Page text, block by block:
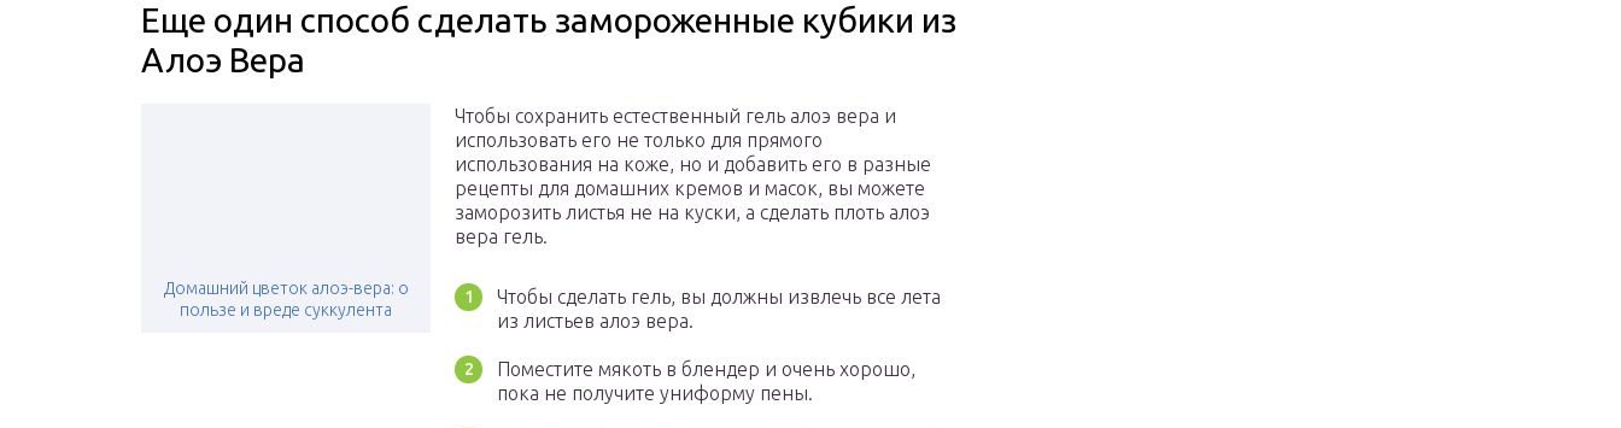
Еще один способ сделать замороженные кубики из
Алоэ Вера
Домашний цветок алоэ-вера: о
пользе и вреде суккулента
Чтобы сохранить естественный гель алоэ вера и
использовать его не только для прямого
использования на коже, но и добавить его в разные
рецепты для домашних кремов и масок, вы можете
заморозить листья не на куски, а сделать плоть алоэ
вера гель.
Чтобы сделать гель, вы должны извлечь все лета
из листьев алоэ вера.
Поместите мякоть в блендер и очень хорошо,
пока не получите униформу пены.